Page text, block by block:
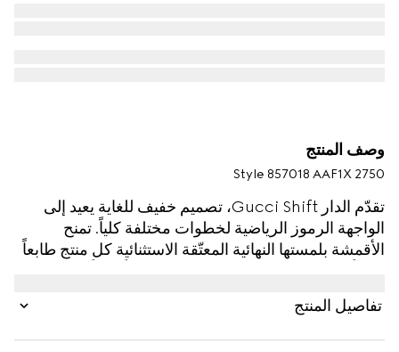
وصف المنتج
Style ‎857018 AAF1X 2750
تقدّم الدار Gucci Shift، تصميم خفيف للغاية يعيد إلى
الواجهة الرموز الرياضية لخطوات مختلفة كلياً. تمنح
الأقمشة بلمستها النهائية المعتّقة الاستثنائية كل منتج طابعاً
تفاصيل المنتج